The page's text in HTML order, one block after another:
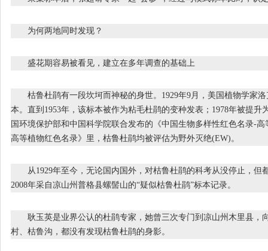
为何两地同时发现？
盛花期容易被看见，建立在多年调查的基础上
枯鲁杜鹃有一段坎坷而神秘的身世。1929年9月，美国植物学家洛
本。直到1953年，该标本被作为粘毛杜鹃的变种发表；1978年被提升
国环境保护部和中国科学院联合发布的《中国生物多样性红色名录-
高等植物红色名录》里，枯鲁杜鹃均被评估为野外灭绝(EW)。
从1929年至今，无论国内国外，对枯鲁杜鹃的科考从没停止，但
2008年采自凉山州普格县螺髻山的“疑似枯鲁杜鹃”标本记录。
耿玉英是业界公认的杜鹃专家，她曾三次专门到凉山州木里县，
村、枯鲁沟，都没有发现枯鲁杜鹃的身影。